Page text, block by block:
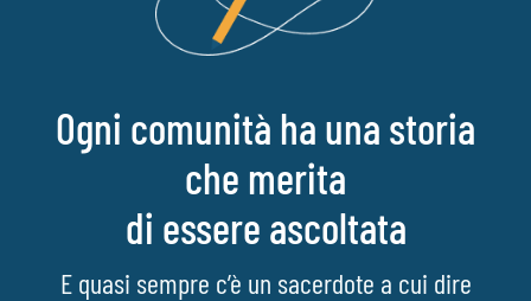
Ogni comunità ha una storia
che merita
di essere ascoltata
E quasi sempre c’è un sacerdote a cui dire